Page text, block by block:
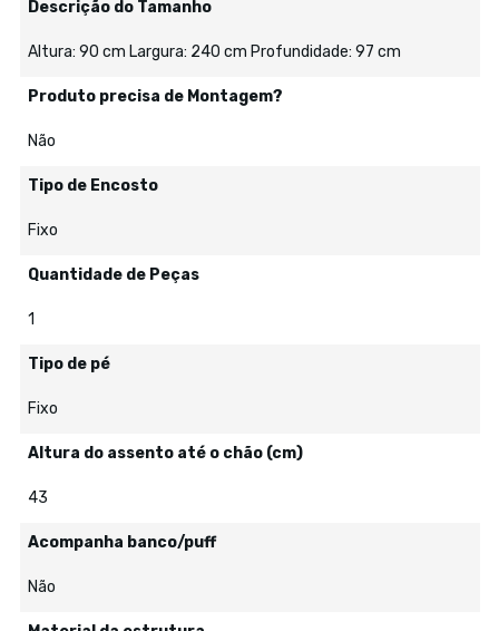
Descrição do Tamanho
Altura: 90 cm Largura: 240 cm Profundidade: 97 cm
Produto precisa de Montagem?
Não
Tipo de Encosto
Fixo
Quantidade de Peças
1
Tipo de pé
Fixo
Altura do assento até o chão (cm)
43
Acompanha banco/puff
Não